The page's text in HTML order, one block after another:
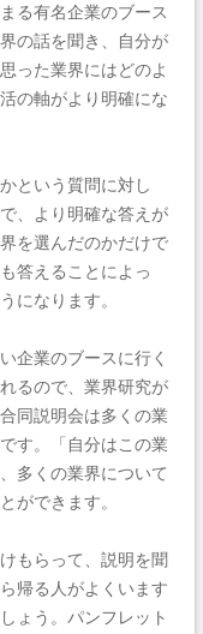
る有名企業のブース
の話を聞き、自分が
った業界にはどのよ
の軸がより明確にな
という質問に対し
、より明確な答えが
を選んだのかだけで
答えることによっ
になります。
企業のブースに行く
るので、業界研究が
同説明会は多くの業
す。「自分はこの業
多くの業界について
ができます。
もらって、説明を聞
帰る人がよくいます
ょう。パンフレット